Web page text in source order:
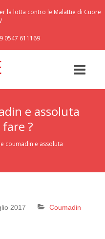
la lotta contro le Malattie di Cuore
0547 611169
e assoluta
?
coumadin e assoluta
2017 Coumadin